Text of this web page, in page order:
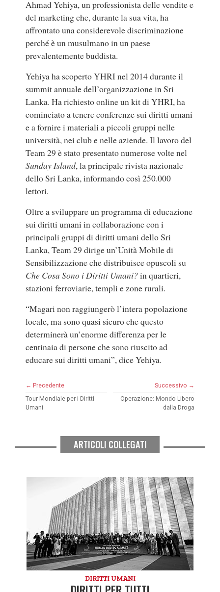
Ahmad Yehiya, un professionista delle vendite e
del marketing che, durante la sua vita, ha
affrontato una considerevole discriminazione
perché è un musulmano in un paese
prevalentemente buddista.
Yehiya ha scoperto YHRI nel 2014 durante il
summit annuale dell’organizzazione in Sri
Lanka. Ha richiesto online un kit di YHRI, ha
cominciato a tenere conferenze sui diritti umani
e a fornire i materiali a piccoli gruppi nelle
università, nei club e nelle aziende. Il lavoro del
Team 29 è stato presentato numerose volte nel
Sunday Island, la principale rivista nazionale
dello Sri Lanka, informando così 250.000
lettori.
Oltre a sviluppare un programma di educazione
sui diritti umani in collaborazione con i
principali gruppi di diritti umani dello Sri
Lanka, Team 29 dirige un’Unità Mobile di
Sensibilizzazione che distribuisce opuscoli su
Che Cosa Sono i Diritti Umani?in quartieri,
stazioni ferroviarie, templi e zone rurali.
“Magari non raggiungerò l’intera popolazione
locale, ma sono quasi sicuro che questo
determinerà un’enorme differenza per le
centinaia di persone che sono riuscito ad
educare sui diritti umani”, dice Yehiya.
← Precedente
Tour Mondiale per i Diritti
Umani
Successivo →
Operazione: Mondo Libero
dalla Droga
ARTICOLI COLLEGATI
DIRITTI UMANI